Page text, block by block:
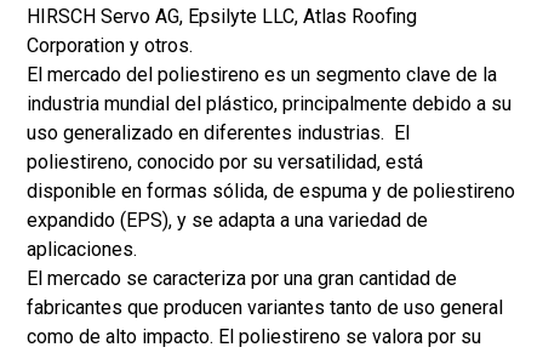
HIRSCH Servo AG, Epsilyte LLC, Atlas Roofing
Corporation y otros.
El mercado del poliestireno es un segmento clave de la
industria mundial del plástico, principalmente debido a su
uso generalizado en diferentes industrias. El
poliestireno, conocido por su versatilidad, está
disponible en formas sólida, de espuma y de poliestireno
expandido (EPS), y se adapta a una variedad de
aplicaciones.
El mercado se caracteriza por una gran cantidad de
fabricantes que producen variantes tanto de uso general
como de alto impacto. El poliestireno se valora por su